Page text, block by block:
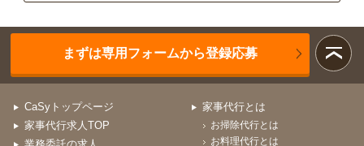
まずは専用フォームから登録応募
CaSyトップページ
家事代行求人TOP
家事代行とは
お掃除代行とは
お料理代行とは